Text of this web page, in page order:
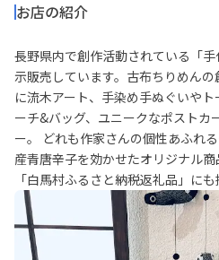
お店の紹介
長野県内で創作活動されている「
示販売しています。古布ちりめん
に流木アート、手染め手ぬぐいや
ーチ&バッグ、ユニークなポストカ
ー。 どれも作家さんの個性あふれ
産青唐辛子を効かせたオリジナル商
「白馬村ふるさと納税返礼品」に